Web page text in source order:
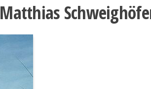
Matthias